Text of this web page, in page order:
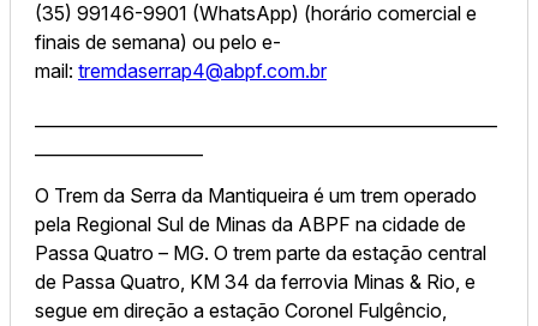
(35) 99146-9901 (WhatsApp) (horário comercial e
finais de semana) ou pelo e-
mail: tremdaserrap4@abpf.com.br
O Trem da Serra da Mantiqueira é um trem operado
pela Regional Sul de Minas da ABPF na cidade de
Passa Quatro – MG. O trem parte da estação central
de Passa Quatro, KM 34 da ferrovia Minas & Rio, e
segue em direção a estação Coronel Fulgêncio,